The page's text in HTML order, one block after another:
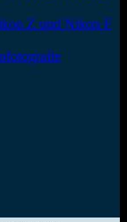
Z und Nikon F